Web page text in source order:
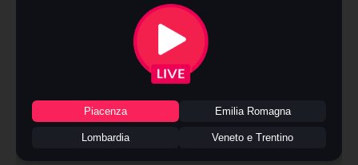
Piacenza Emilia Romagna
Lombardia Veneto e Trentino